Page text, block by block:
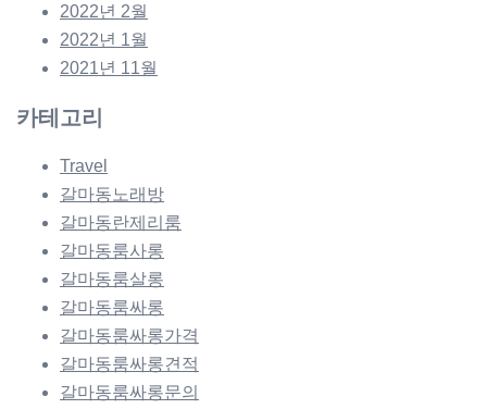
2022년 2월
2022년 1월
2021년 11월
카테고리
Travel
갈마동노래방
갈마동란제리룸
갈마동룸사롱
갈마동룸살롱
갈마동룸싸롱
갈마동룸싸롱가격
갈마동룸싸롱견적
갈마동룸싸롱문의